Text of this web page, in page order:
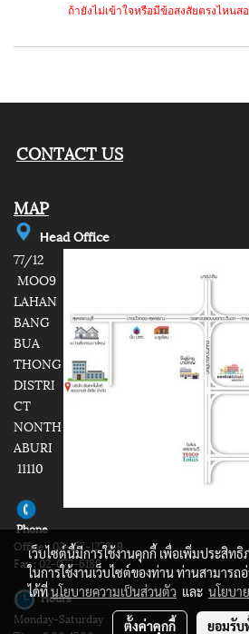
ถ้ายังไม่เข้าใจหรือมีข้อสงสัยตรงไหนส
CONTACT US
MAP
Head Office
77/12
MOO9
LAHAN
BANG
BUA
THONG
DISTRI
CT
NONTH
ABURI
11110
Phone
Office : 02-157-1278-9
Fax : 02-077-6189
Hours
Monday-Saturday
เว็บไซต์นี้มีการใช้งานคุกกี้ เพื่อเพิ่มประสิท
ในการใช้งานเว็บไซต์ของท่าน ท่านสามารถ
ได้ที่นโยบายความเป็นส่วนตัว และ นโยบา
ตั้งค่าคุกกี้ ยอมรับ